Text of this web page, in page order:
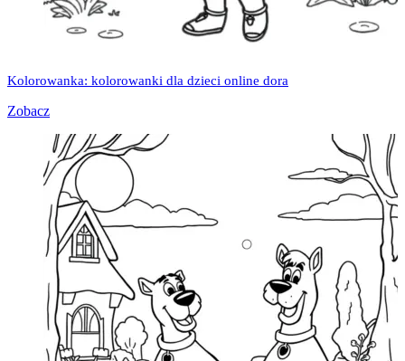
Kolorowanka: kolorowanki dla dzieci online dora
Zobacz